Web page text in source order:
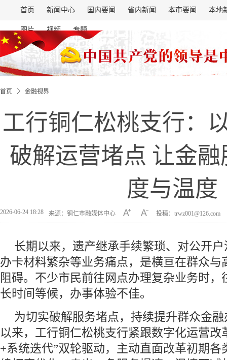
首页 新闻中心 国内要闻 省内新闻 本市要闻 本地
图片 视频 专题
首页 金融视界
工行铜仁松桃支行：
破解运营堵点 让金
度与温度
2026-06-24 18:28 来源：铜仁市融媒体中心 投稿：trwz001@126.com
长期以来，遗产继承手续繁琐、对公开
办卡材料繁杂等业务痛点，是横亘在群众与
阻碍。不少市民前往网点办理复杂业务时，
长时间等候，办事体验不佳。
为切实破解服务堵点，持续提升群众金
以来，工行铜仁松桃支行紧跟数字化运营改
+系统迭代”双轮驱动，主动直面改革初期各